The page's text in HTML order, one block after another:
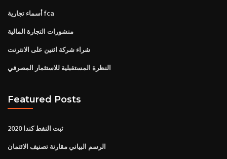
أسماء تجارية fca
منشورات التجارة المالية
شراء شركة اثنين على الانترنت
النظرة المستقبلية للاستثمار المصرفي
Featured Posts
ثبت النفط كندا 2020
الرسم البياني مقارنة تصنيف الائتمان